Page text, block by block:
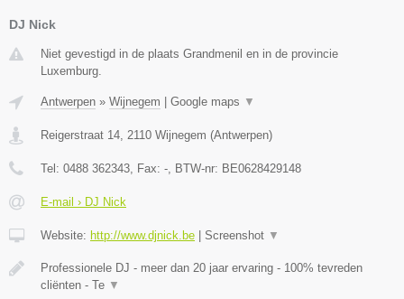
DJ Nick
Niet gevestigd in de plaats Grandmenil en in de provincie
Luxemburg.
Antwerpen » Wijnegem Google maps ▼
Reigerstraat 14, 2110 Wijnegem (Antwerpen)
Tel: 0488 362343, Fax: -, BTW-nr: BE0628429148
E-mail › DJ Nick
Website: http://www.djnick.be Screenshot ▼
Professionele DJ - meer dan 20 jaar ervaring - 100% tevreden
cliënten - Te ▼